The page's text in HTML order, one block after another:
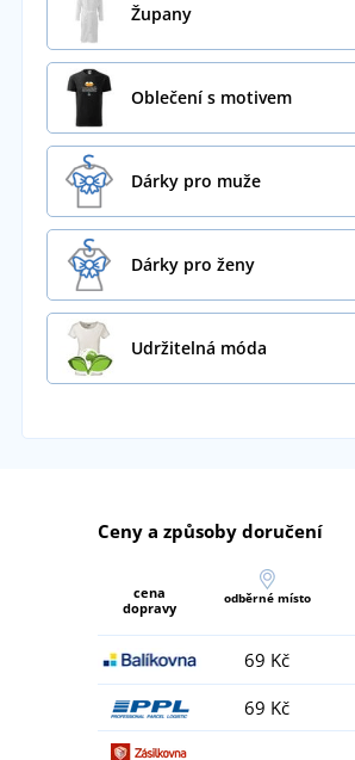
Župany
Oblečení s motivem
Dárky pro muže
Dárky pro ženy
Udržitelná móda
Ceny a způsoby doručení
cena
dopravy
odběrné místo
69 Kč
69 Kč